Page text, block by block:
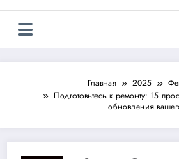
Главная 2025
Подготовьтесь к ремонту: 15
обновления